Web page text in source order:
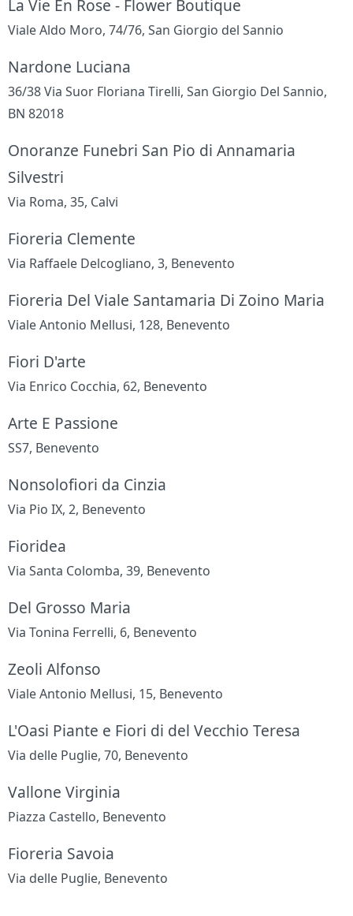
La Vie En Rose - Flower Boutique
Viale Aldo Moro, 74/76, San Giorgio del Sannio
Nardone Luciana
36/38 Via Suor Floriana Tirelli, San Giorgio Del Sannio,
BN 82018
Onoranze Funebri San Pio di Annamaria
Silvestri
Via Roma, 35, Calvi
Fioreria Clemente
Via Raffaele Delcogliano, 3, Benevento
Fioreria Del Viale Santamaria Di Zoino Maria
Viale Antonio Mellusi, 128, Benevento
Fiori D'arte
Via Enrico Cocchia, 62, Benevento
Arte E Passione
SS7, Benevento
Nonsolofiori da Cinzia
Via Pio IX, 2, Benevento
Fioridea
Via Santa Colomba, 39, Benevento
Del Grosso Maria
Via Tonina Ferrelli, 6, Benevento
Zeoli Alfonso
Viale Antonio Mellusi, 15, Benevento
L'Oasi Piante e Fiori di del Vecchio Teresa
Via delle Puglie, 70, Benevento
Vallone Virginia
Piazza Castello, Benevento
Fioreria Savoia
Via delle Puglie, Benevento